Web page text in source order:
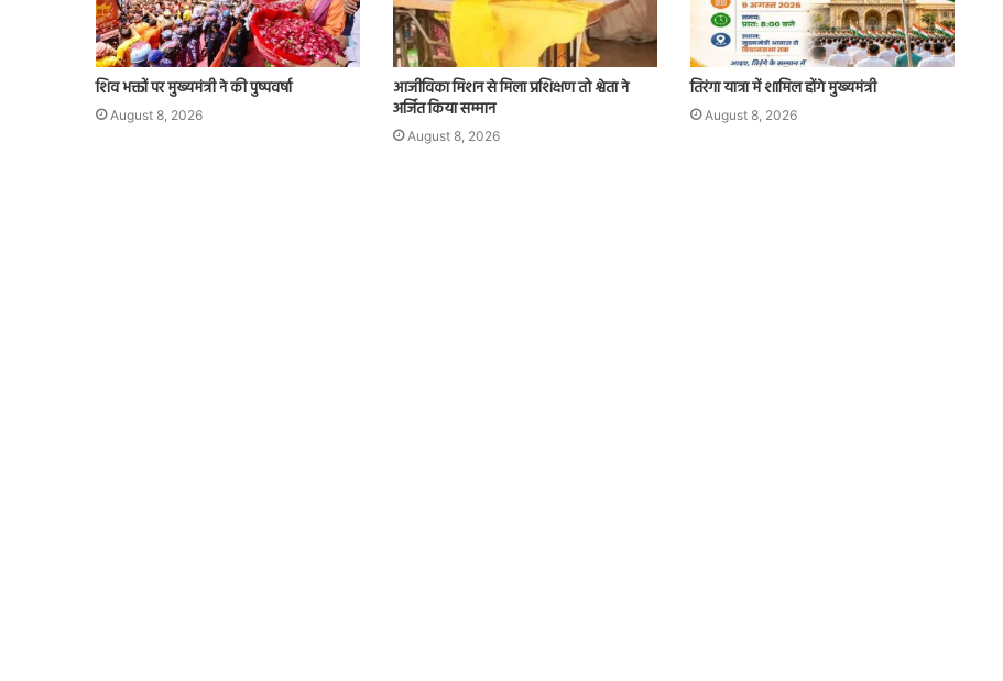
शिव भक्तों पर मुख्यमंत्री ने की पुष्पवर्षा
August 8, 2026
आजीविका मिशन से मिला प्रशिक्षण तो श्वेता ने
अर्जित किया सम्मान
August 8, 2026
तिरंगा यात्रा में शामिल होंगे मुख्यमंत्री
August 8, 2026